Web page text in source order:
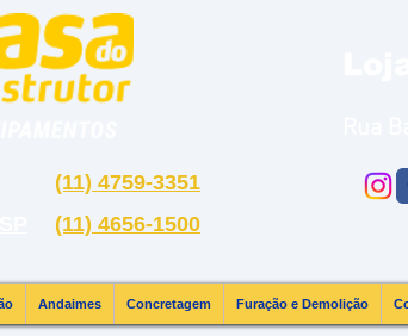
(11) 4759-3351
(11) 4656-1500
| Furação e Demolição |
Andaimes Concretagem Furação e Demolição